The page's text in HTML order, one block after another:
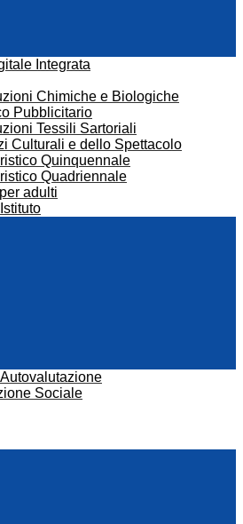
Integrata
Chimiche e Biologiche
Pubblicitario
Tessili Sartoriali
Culturali e dello Spettacolo
Quinquennale
Quadriennale
adulti
Sociale